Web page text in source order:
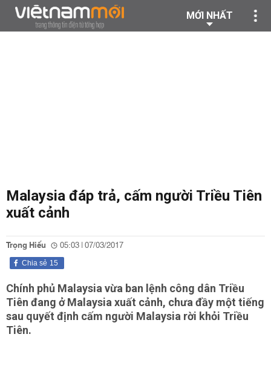
MỚI NHẤT
Malaysia đáp trả, cấm người Triều Tiên
xuất cảnh
Trọng Hiếu 05:03 | 07/03/2017
15
Chia sẻ
Chính phủ Malaysia vừa ban lệnh công dân Triều
Tiên đang ở Malaysia xuất cảnh, chưa đầy một tiếng
sau quyết định cấm người Malaysia rời khỏi Triều
Tiên.